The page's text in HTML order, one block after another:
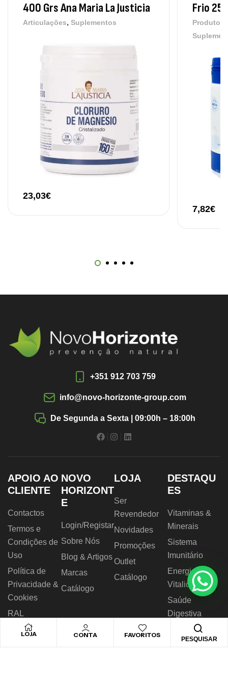
Omega 3 + ADEK 90 Cápsulas Ostrovit
Vitaminas e Minerais
400 Grs Ana Maria La Justicia
Articulações, Suplementos
23,03€
Frio
Produtos
7,82€
LOJA CONTA FAVORITOS
PESQUISAR
+351 912 703 759
info@novo-horizonte-group.com
De Segunda a Sexta | 09:00h – 18:00h
APOIO AO
CLIENTE
Contactos
Termos e
Condições de
Uso
Política de
Privacidade &
Cookies
RAL
Livro de
NOVO
HORIZONT
E
Login/Registar
Sobre Nós
Blog & Artigos
Marcas
Catálogo
LOJA
Ser
Revendedor
Novidades
Promoções
Outlet
Catálogo
DESTAQU
ES
Vitaminas &
Minerais
Sistema
Imunitário
Energia &
Vitalidade
Saúde
Digestiva
Nutrição
Desportiva